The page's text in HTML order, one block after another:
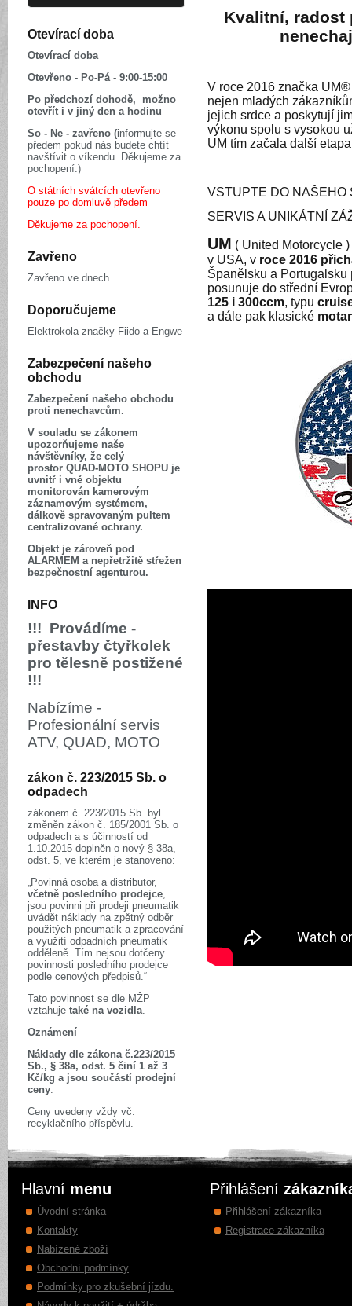
Otevírací doba
Otevírací doba
Otevřeno - Po-Pá - 9:00-15:00
Po předchozí dohodě, možno
otevřít i v jiný den a hodinu
So - Ne - zavřeno (informujte se
předem pokud nás budete chtít
navštívit o víkendu. Děkujeme za
pochopení.)
O státních svátcích otevřeno
pouze po domluvě předem
Děkujeme za pochopení.
Zavřeno
Zavřeno ve dnech
Doporučujeme
Elektrokola značky Fiido a Engwe
Zabezpečení našeho
obchodu
Zabezpečení našeho obchodu
proti nenechavcům.
V souladu se zákonem
upozorňujeme naše
návštěvníky, že celý
prostor QUAD-MOTO SHOPU je
uvnitř i vně objektu
monitorován kamerovým
záznamovým systémem,
dálkově spravovaným pultem
centralizované ochrany.
Objekt je zároveň pod
ALARMEM a nepřetržitě střežen
bezpečnostní agenturou.
INFO
!!! Provádíme -
přestavby čtyřkolek
pro tělesně postižené
!!!
Nabízíme -
Profesionální servis
ATV, QUAD, MOTO
zákon č. 223/2015 Sb. o
odpadech
zákonem č. 223/2015 Sb. byl
změněn zákon č. 185/2001 Sb. o
odpadech a s účinností od
1.10.2015 doplněn o nový § 38a,
odst. 5, ve kterém je stanoveno:
„Povinná osoba a distributor,
včetně posledního prodejce,
jsou povinni při prodeji pneumatik
uvádět náklady na zpětný odběr
použitých pneumatik a zpracování
a využití odpadních pneumatik
odděleně. Tím nejsou dotčeny
povinnosti posledního prodejce
podle cenových předpisů.“
Tato povinnost se dle MŽP
vztahuje také na vozidla.
Oznámení
Náklady dle zákona č.223/2015
Sb., § 38a, odst. 5 činí 1 až 3
Kč/kg a jsou součástí prodejní
ceny.
Ceny uvedeny vždy vč.
recyklačního příspěvlu.
Kvalitní, radost
V roce 2016 značka
nejen mladých
jejich srdce a poskytují
výkonu spolu s vysokou
UM tím začala další
VSTUPTE DO NAŠEHO
SERVIS A UNIKÁTNÍ
UM ( United Motorcycle
v USA, v roce 2016
Španělsku a Portugalsku
posunuje do střední
125 i 300ccm, typu
a dále pak klasické
Hlavní menu
Úvodní stránka
Kontakty
Nabízené zboží
Obchodní podmínky
Podmínky pro zkušební jízdu.
Přihlášení
Přihlášení zákazníka
Registrace zákazníka